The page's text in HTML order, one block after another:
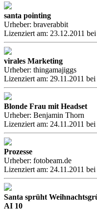
santa pointing
Urheber: braverabbit
Lizenziert am: 23.12.2011 bei
virales Marketing
Urheber: thingamajiggs
Lizenziert am: 29.11.2011 bei
Blonde Frau mit Headset
Urheber: Benjamin Thorn
Lizenziert am: 24.11.2011
Prozesse
Urheber: fotobeam.de
Lizenziert am: 24.11.2011 bei
Santa sprüht
AI 10